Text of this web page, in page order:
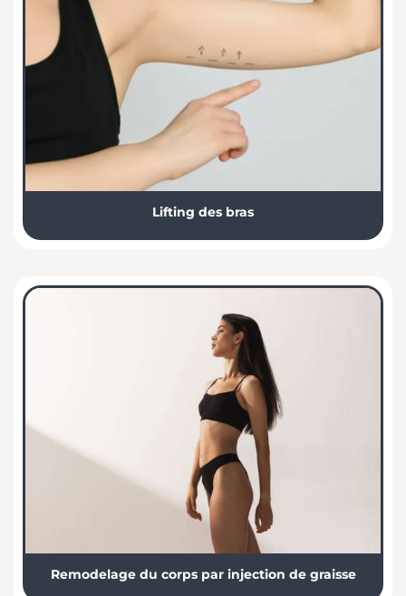
Lifting des bras
Remodelage du corps par injection de graisse